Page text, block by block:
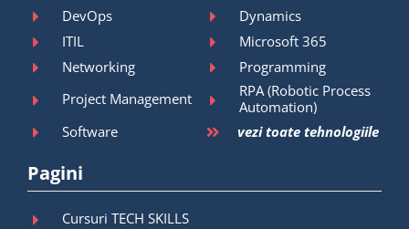
DevOps
Dynamics
ITIL
Microsoft 365
Networking
Programming
Project Management
RPA (Robotic Process
Automation)
Software
vezi toate tehnologiile
Pagini
Cursuri TECH SKILLS